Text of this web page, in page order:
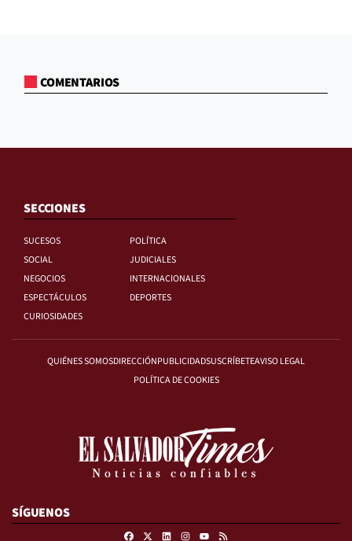
COMENTARIOS
SECCIONES
SUCESOS
POLÍTICA
SOCIAL
JUDICIALES
NEGOCIOS
INTERNACIONALES
ESPECTÁCULOS
DEPORTES
CURIOSIDADES
QUIÉNES SOMOSDIRECCIÓNPUBLICIDADSUSCRÍBETEAVISO LEGAL
POLÍTICA DE COOKIES
SÍGUENOS
FacebookLinkedinInstagram